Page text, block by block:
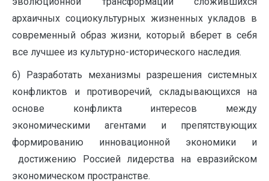
архаичных социокультурных жизненных укладов в
современный образ жизни, который вберет в себя
все лучшее из культурно-исторического наследия.
6) Разработать механизмы разрешения системных
конфликтов и противоречий, складывающихся на
основе конфликта интересов между
экономическими агентами и препятствующих
формированию инновационной экономики и
достижению Россией лидерства на евразийском
экономическом пространстве.